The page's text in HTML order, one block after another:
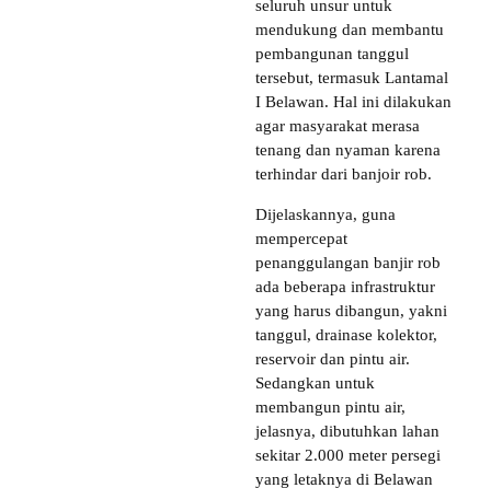
seluruh unsur untuk
mendukung dan membantu
pembangunan tanggul
tersebut, termasuk Lantamal
I Belawan. Hal ini dilakukan
agar masyarakat merasa
tenang dan nyaman karena
terhindar dari banjoir rob.
Dijelaskannya, guna
mempercepat
penanggulangan banjir rob
ada beberapa infrastruktur
yang harus dibangun, yakni
tanggul, drainase kolektor,
reservoir dan pintu air.
Sedangkan untuk
membangun pintu air,
jelasnya, dibutuhkan lahan
sekitar 2.000 meter persegi
yang letaknya di Belawan